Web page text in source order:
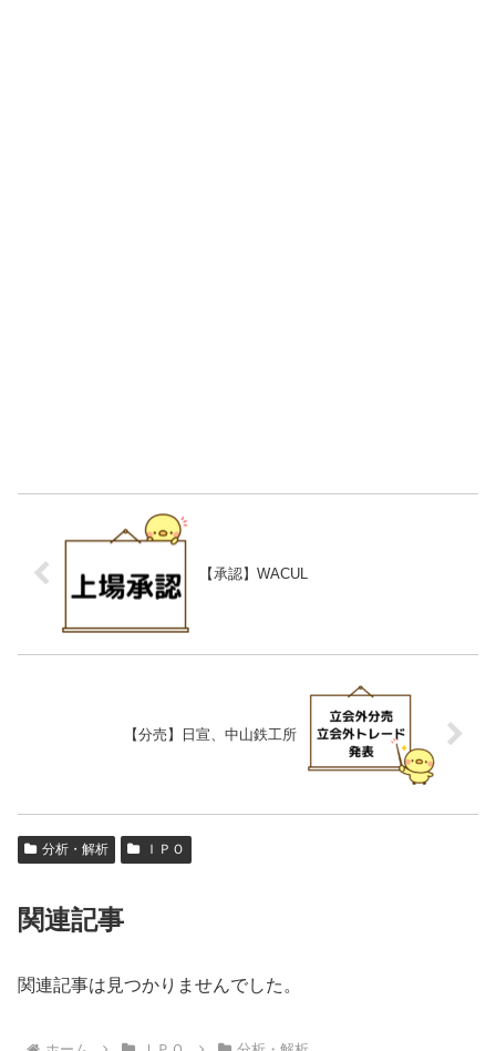
【承認】WACUL
【分売】日宣、中山鉄工所
分析・解析 ＩＰＯ
関連記事
関連記事は見つかりませんでした。